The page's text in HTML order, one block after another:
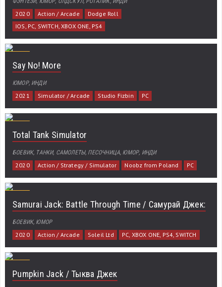
2020 Action / Arcade
Dodge Roll
IOS, PC, SWITCH, XBOX ONE, PS4
Say No! More
ЮМОР, ИНДИ
2021 Simulator / Arcade Studio Fizbin PC
Total Tank Simulator
БОЕВИК, ТАНКИ, САМОЛЕТЫ, ПЕСОЧНИЦА, ЮМОР, ИНДИ
2020 Action / Strategy / Simulator Noobz from Poland PC
Samurai Jack: Battle Through Time / Самурай Джек:
БОЕВИК, ЮМОР
2020 Action / Arcade Soleil Ltd PC, XBOX ONE, PS4, SWITCH
Pumpkin Jack / Тыква Джек